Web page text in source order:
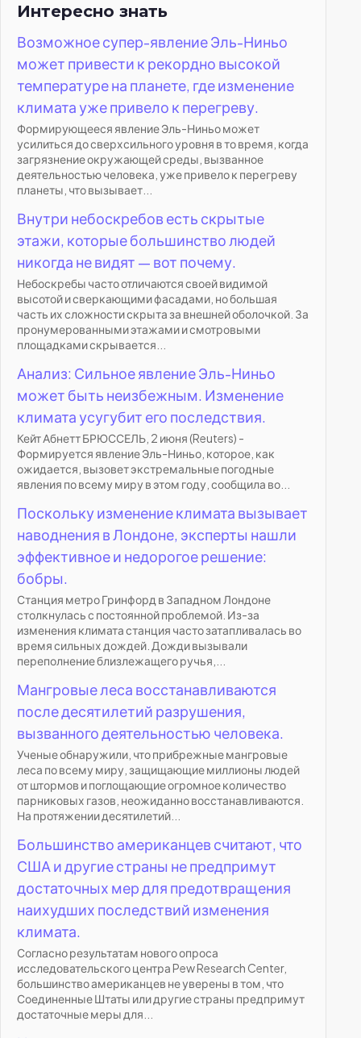
Интересно знать
Возможное супер-явление Эль-Ниньо
может привести к рекордно высокой
температуре на планете, где изменение
климата уже привело к перегреву.
Формирующееся явление Эль-Ниньо может
усилиться до сверхсильного уровня в то время, когда
загрязнение окружающей среды, вызванное
деятельностью человека, уже привело к перегреву
планеты, что вызывает...
Внутри небоскребов есть скрытые
этажи, которые большинство людей
никогда не видят — вот почему.
Небоскребы часто отличаются своей видимой
высотой и сверкающими фасадами, но большая
часть их сложности скрыта за внешней оболочкой. За
пронумерованными этажами и смотровыми
площадками скрывается...
Анализ: Сильное явление Эль-Ниньо
может быть неизбежным. Изменение
климата усугубит его последствия.
Кейт Абнетт БРЮССЕЛЬ, 2 июня (Reuters) -
Формируется явление Эль-Ниньо, которое, как
ожидается, вызовет экстремальные погодные
явления по всему миру в этом году, сообщила во...
Поскольку изменение климата вызывает
наводнения в Лондоне, эксперты нашли
эффективное и недорогое решение:
бобры.
Станция метро Гринфорд в Западном Лондоне
столкнулась с постоянной проблемой. Из-за
изменения климата станция часто затапливалась во
время сильных дождей. Дожди вызывали
переполнение близлежащего ручья,...
Мангровые леса восстанавливаются
после десятилетий разрушения,
вызванного деятельностью человека.
Ученые обнаружили, что прибрежные мангровые
леса по всему миру, защищающие миллионы людей
от штормов и поглощающие огромное количество
парниковых газов, неожиданно восстанавливаются.
На протяжении десятилетий...
Большинство американцев считают, что
США и другие страны не предпримут
достаточных мер для предотвращения
наихудших последствий изменения
климата.
Согласно результатам нового опроса
исследовательского центра Pew Research Center,
большинство американцев не уверены в том, что
Соединенные Штаты или другие страны предпримут
достаточные меры для...